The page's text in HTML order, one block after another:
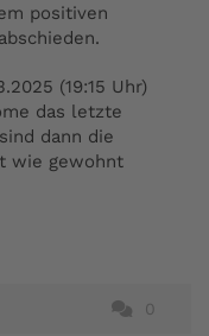
positiven
(19:15 Uhr)
das letzte
dann die
wie gewohnt
0